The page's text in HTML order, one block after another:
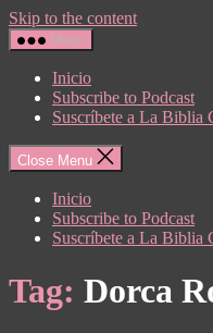
Skip to the content
Menu
Inicio
Subscribe to Podcast
Suscríbete a La Biblia
Close Menu
Inicio
Subscribe to Podcast
Suscríbete a La Biblia
Tag: Dorca